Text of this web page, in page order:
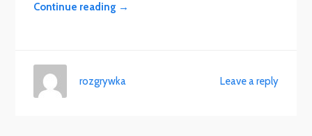
Continue reading →
Leave a reply
rozgrywka